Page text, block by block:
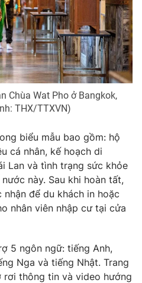
Infographic
Shorts video
VTV Thể thao
Bất động sản
Tấm lòng Việt
Vươn mình bằng AI
English
Chùa Wat Pho ở Bangkok,
THX/TTXVN)
biểu mẫu bao gồm: hộ
cá nhân, kế hoạch di
Lan và tình trạng sức khỏe
này. Sau khi hoàn tất,
để du khách in hoặc
nhân viên nhập cư tại cửa
5 ngôn ngữ: tiếng Anh,
Nga và tiếng Nhật. Trang
thông tin và video hướng